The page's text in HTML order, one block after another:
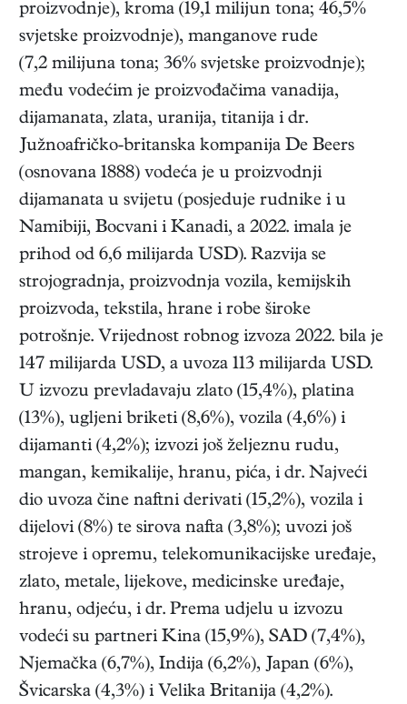
proizvodnje), kroma (19,1 milijun tona; 46,5%
svjetske proizvodnje), manganove rude
(7,2 milijuna tona; 36% svjetske proizvodnje);
među vodećim je proizvođačima vanadija,
dijamanata, zlata, uranija, titanija i dr.
Južnoafričko-britanska kompanija De Beers
(osnovana 1888) vodeća je u proizvodnji
dijamanata u svijetu (posjeduje rudnike i u
Namibiji, Bocvani i Kanadi, a 2022. imala je
prihod od 6,6 milijarda USD). Razvija se
strojogradnja, proizvodnja vozila, kemijskih
proizvoda, tekstila, hrane i robe široke
potrošnje. Vrijednost robnog izvoza 2022. bila je
147 milijarda USD, a uvoza 113 milijarda USD.
U izvozu prevladavaju zlato (15,4%), platina
(13%), ugljeni briketi (8,6%), vozila (4,6%) i
dijamanti (4,2%); izvozi još željeznu rudu,
mangan, kemikalije, hranu, pića, i dr. Najveći
dio uvoza čine naftni derivati (15,2%), vozila i
dijelovi (8%) te sirova nafta (3,8%); uvozi još
strojeve i opremu, telekomunikacijske uređaje,
zlato, metale, lijekove, medicinske uređaje,
hranu, odjeću, i dr. Prema udjelu u izvozu
vodeći su partneri Kina (15,9%), SAD (7,4%),
Njemačka (6,7%), Indija (6,2%), Japan (6%),
Švicarska (4,3%) i Velika Britanija (4,2%).